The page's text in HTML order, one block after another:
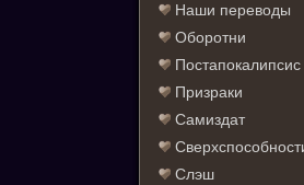
Наши переводы
Оборотни
Постапокалипсис
Призраки
Самиздат
Слэш